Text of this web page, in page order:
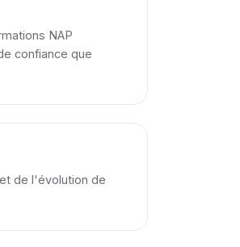
NAP
confiance que
de l'évolution de